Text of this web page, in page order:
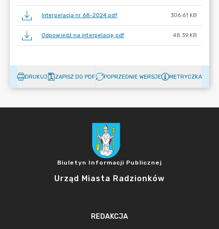
Interpelacja nr 68-2024.pdf 306.61 KB
Odpowiedź na interpelację.pdf 48.39 KB
DRUKUJ ZAPISZ DO PDF POPRZEDNIE WERSJE METRYCZKA
Biuletyn Informacji Publicznej
Urząd Miasta Radzionków
REDAKCJA